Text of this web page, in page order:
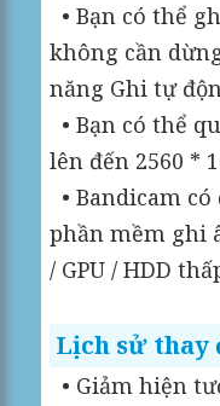
• Bạn có thể
không cần
năng Ghi tự
• Bạn có thể
lên đến 2560 *
• Bandicam
phần mềm ghi
/ GPU / HDD
Lịch sử thay
• Giảm hiện